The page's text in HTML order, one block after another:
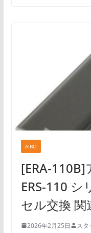
AIBO
[ERA-110B]
ERS-110 シ
セル交換 関
2026年2月25日 スタ